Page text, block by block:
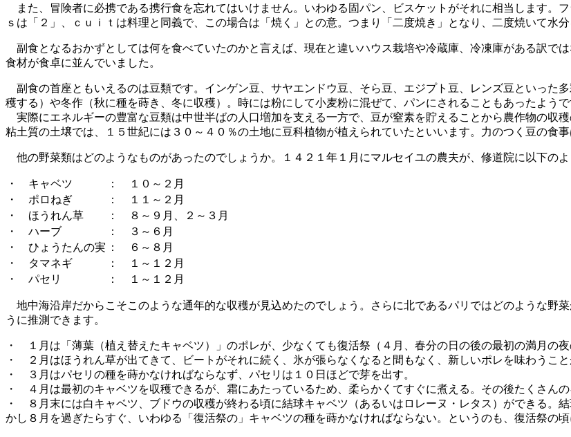
また、冒険者に必携である携行食を忘れてはいけません。いわゆる固パン、ビスケットがそれに相当します。
ｓは「２」、ｃｕｉｔは料理と同義で、この場合は「焼く」との意。つまり「二度焼き」となり、二度焼いて水
副食となるおかずとしては何を食べていたのかと言えば、現在と違いハウス栽培や冷蔵庫、冷凍庫がある訳で
食材が食卓に並んでいました。
副食の首座ともいえるのは豆類です。インゲン豆、サヤエンドウ豆、そら豆、エジプト豆、レンズ豆といった
穫する）や冬作（秋に種を蒔き、冬に収穫）。時には粉にして小麦粉に混ぜて、パンにされることもあったようで
実際にエネルギーの豊富な豆類は中世半ばの人口増加を支える一方で、豆が窒素を貯えることから農作物の収
粘土質の土壌では、１５世紀には３０～４０％の土地に豆科植物が植えられていたといいます。力のつく豆の食
他の野菜類はどのようなものがあったのでしょうか。１４２１年１月にマルセイユの農夫が、修道院に以下の
・ キャベツ
： １０～２月
・ ポロねぎ
： １１～２月
・ ほうれん草
： ８～９月、２～３月
・ ハーブ
： ３～６月
・ ひょうたんの実 ： ６～８月
・ タマネギ
： １～１２月
・ パセリ
： １～１２月
地中海沿岸だからこそこのような通年的な収穫が見込めたのでしょう。さらに北であるパリではどのような野
うに推測できます。
・ １月は「薄葉（植え替えたキャベツ）」のポレが、少なくても復活祭（４月、春分の日の後の最初の満月の夜
・ ２月はほうれん草が出てきて、ビートがそれに続く、氷が張らなくなると間もなく、新しいポレを味わうこと
・ ３月はパセリの種を蒔かなければならなず、パセリは１０日ほどで芽を出す。
・ ４月は最初のキャベツを収穫できるが、霜にあたっているため、柔らかくてすぐに煮える。その後たくさんの
・ ８月末には白キャベツ、ブドウの収穫が終わる頃に結球キャベツ（あるいはロレーヌ・レタス）ができる。
かし８月を過ぎたらすぐ、いわゆる「復活祭の」キャベツの種を蒔かなければならない。というのも、復活祭の